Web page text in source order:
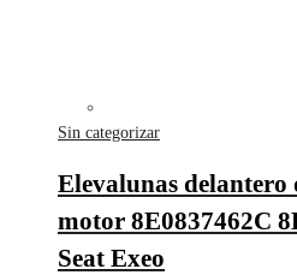
Sin categorizar
Elevalunas delantero
motor 8E0837462C
Seat Exeo